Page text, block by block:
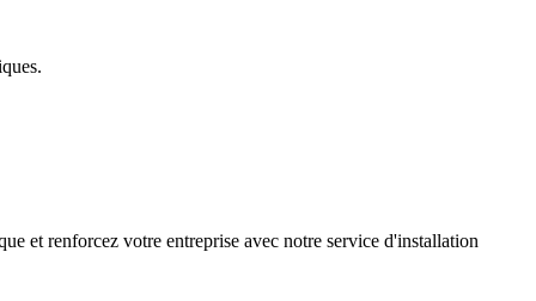
et renforcez votre entreprise avec notre service d'installation